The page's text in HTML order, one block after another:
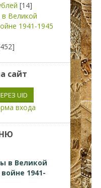
[14]
Великой
1941-1945
сайт
UID
входа
в Великой
1941-